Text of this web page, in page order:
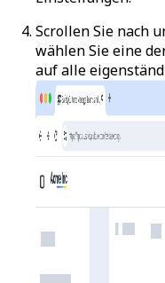
Scrollen Sie nach
wählen Sie eine
auf alle